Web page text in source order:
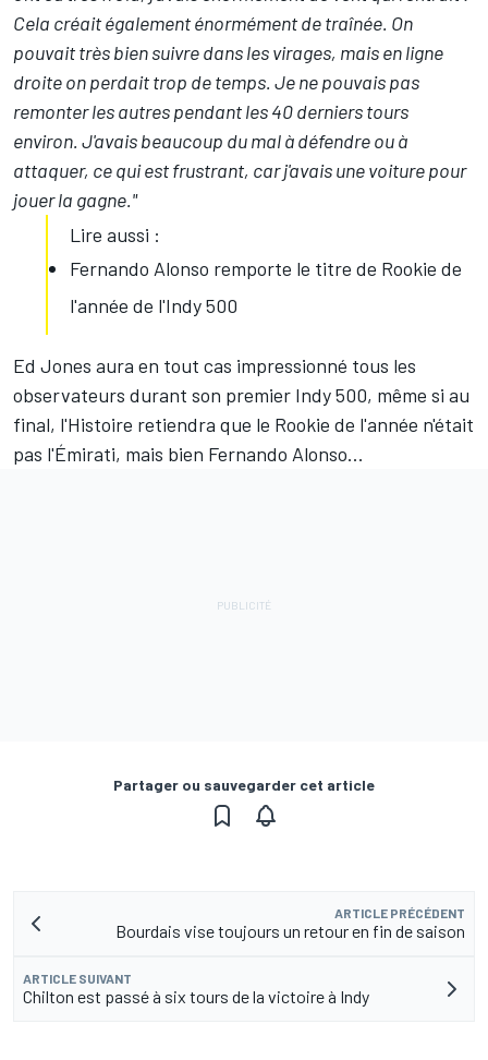
Cela créait également énormément de traînée. On
pouvait très bien suivre dans les virages, mais en ligne
droite on perdait trop de temps. Je ne pouvais pas
remonter les autres pendant les 40 derniers tours
environ. J'avais beaucoup du mal à défendre ou à
attaquer, ce qui est frustrant, car j'avais une voiture pour
jouer la gagne."
Lire aussi :
Fernando Alonso remporte le titre de Rookie de
l'année de l'Indy 500
Ed Jones aura en tout cas impressionné tous les
observateurs durant son premier Indy 500, même si au
final, l'Histoire retiendra que le Rookie de l'année n'était
pas l'Émirati, mais bien Fernando Alonso...
Partager ou sauvegarder cet article
ARTICLE PRÉCÉDENT
Bourdais vise toujours un retour en fin de saison
ARTICLE SUIVANT
Chilton est passé à six tours de la victoire à Indy